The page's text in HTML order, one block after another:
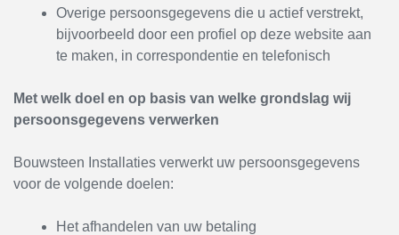
Overige persoonsgegevens die u actief verstrekt,
bijvoorbeeld door een profiel op deze website aan
te maken, in correspondentie en telefonisch
Met welk doel en op basis van welke grondslag wij
persoonsgegevens verwerken
Bouwsteen Installaties verwerkt uw persoonsgegevens
voor de volgende doelen:
Het afhandelen van uw betaling